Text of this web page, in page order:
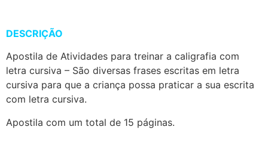
DESCRIÇÃO
Apostila de Atividades para treinar a caligrafia com
letra cursiva – São diversas frases escritas em letra
cursiva para que a criança possa praticar a sua escrita
com letra cursiva.
Apostila com um total de 15 páginas.